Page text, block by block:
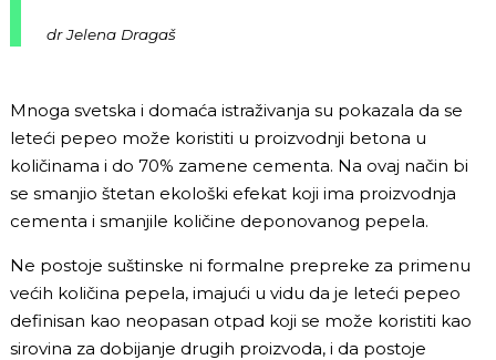
dr Jelena Dragaš
Mnoga svetska i domaća istraživanja su pokazala da se
leteći pepeo može koristiti u proizvodnji betona u
količinama i do 70% zamene cementa. Na ovaj način bi
se smanjio štetan ekološki efekat koji ima proizvodnja
cementa i smanjile količine deponovanog pepela.
Ne postoje suštinske ni formalne prepreke za primenu
većih količina pepela, imajući u vidu da je leteći pepeo
definisan kao neopasan otpad koji se može koristiti kao
sirovina za dobijanje drugih proizvoda, i da postoje